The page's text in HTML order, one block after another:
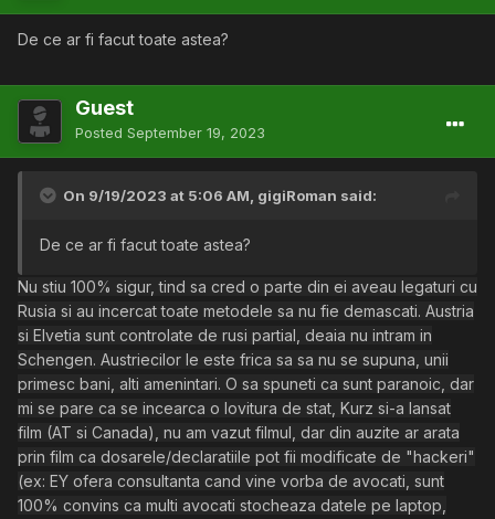
De ce ar fi facut toate astea?
Guest
Posted September 19, 2023
On 9/19/2023 at 5:06 AM, gigiRoman said:
De ce ar fi facut toate astea?
Nu stiu 100% sigur, tind sa cred o parte din ei aveau legaturi cu
Rusia si au incercat toate metodele sa nu fie demascati. Austria
si Elvetia sunt controlate de rusi partial, deaia nu intram in
Schengen. Austriecilor le este frica sa sa nu se supuna, unii
primesc bani, alti amenintari. O sa spuneti ca sunt paranoic, dar
mi se pare ca se incearca o lovitura de stat, Kurz si-a lansat
film (AT si Canada), nu am vazut filmul, dar din auzite ar arata
prin film ca dosarele/declaratiile pot fii modificate de "hackeri"
(ex: EY ofera consultanta cand vine vorba de avocati, sunt
100% convins ca multi avocati stocheaza datele pe laptop,